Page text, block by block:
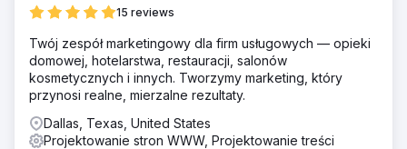
15 reviews
Twój zespół marketingowy dla firm usługowych — opieki
domowej, hotelarstwa, restauracji, salonów
kosmetycznych i innych. Tworzymy marketing, który
przynosi realne, mierzalne rezultaty.
Dallas, Texas, United States
Projektowanie stron WWW, Projektowanie treści